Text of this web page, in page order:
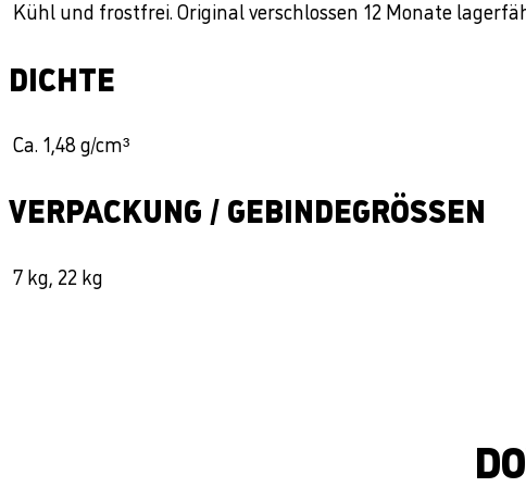
Kühl und frostfrei. Original verschlossen 12 Monate
DICHTE
Ca. 1,48 g/cm³
VERPACKUNG / GEBINDEGRÖSSEN
7 kg, 22 kg